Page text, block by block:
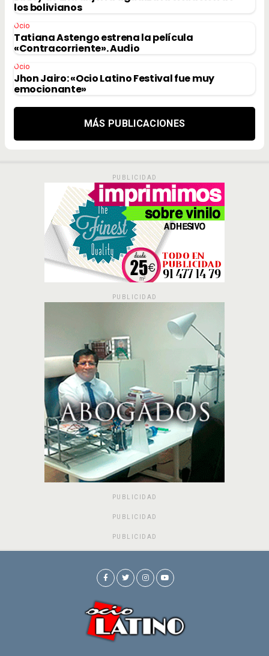
los bolivianos
Ocio
Tatiana Astengo estrena la película
«Contracorriente». Audio
Ocio
Jhon Jairo: «Ocio Latino Festival fue muy
emocionante»
MÁS PUBLICACIONES
PUBLICIDAD
PUBLICIDAD
PUBLICIDAD
PUBLICIDAD
PUBLICIDAD